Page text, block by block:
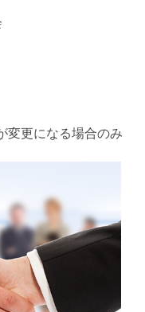
変更になる場合のみ